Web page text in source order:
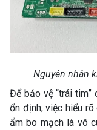
Nguyên nhân
Để bảo vệ “trái
ổn định, việc hiểu
ẩm bo mạch là vô